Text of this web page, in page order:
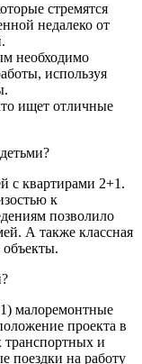
стремятся
недалеко от
необходимо
используя
ищет отличные
с квартирами 2+1.
к
позволило
А также классная
малоремонтные
проекта в
транспортных и
поездки на работу